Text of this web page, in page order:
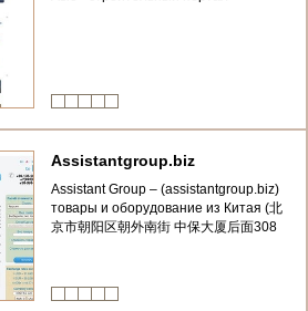
Assistantgroup.biz
Assistant Group – (assistantgroup.biz)
товары и оборудование из Китая (北
京市朝阳区朝外南街 中保大厦后面308
dasha hou mian 308 da yuan, AG68